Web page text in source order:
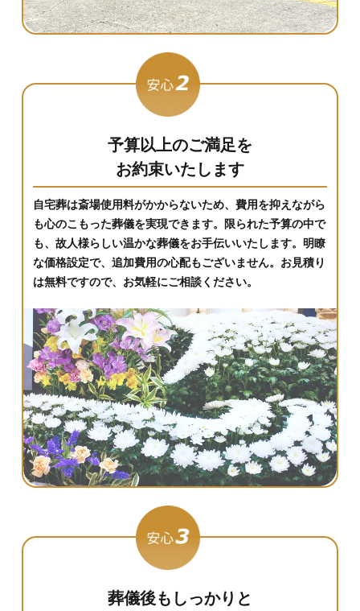
予算以上のご満足を
お約束いたします
自宅葬は斎場使用料がかからないため、費用を抑えながら
も心のこもった葬儀を実現できます。限られた予算の中で
も、故人様らしい温かな葬儀をお手伝いいたします。明瞭
な価格設定で、追加費用の心配もございません。お見積り
は無料ですので、お気軽にご相談ください。
葬儀後もしっかりと